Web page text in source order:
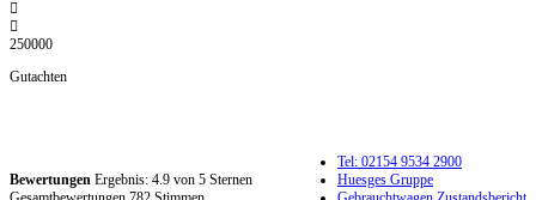
250000
Gutachten
Tel: 02154 9534 2900
Huesges Gruppe
Bewertungen Ergebnis: 4.9 von 5 Sternen